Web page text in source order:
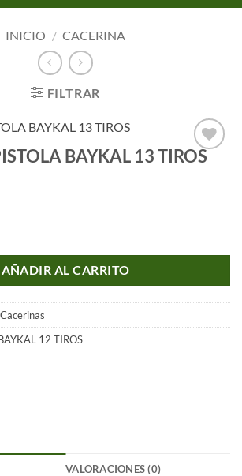
INICIO / CACERINA
FILTRAR
Añadir
BAYKAL 13 TIROS
AÑADIR AL CARRITO
Cacerinas
12 TIROS
VALORACIONES (0)